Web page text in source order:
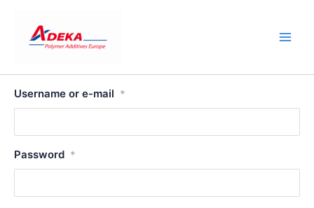
content
Username or e-mail *
Password *